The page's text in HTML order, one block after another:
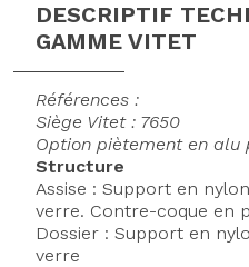
DESCRIPTIF
GAMME VITET
Références :
Siège Vitet : 7650
Option piètement en alu
Structure
Assise : Support en
verre. Contre-coque en
Dossier : Support en
verre